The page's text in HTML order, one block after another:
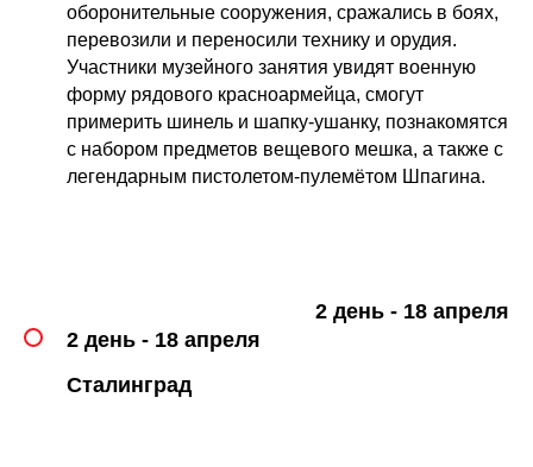
оборонительные сооружения, сражались в боях,
перевозили и переносили технику и орудия.
Участники музейного занятия увидят военную
форму рядового красноармейца, смогут
примерить шинель и шапку-ушанку, познакомятся
с набором предметов вещевого мешка, а также с
легендарным пистолетом-пулемётом Шпагина.
2 день - 18 апреля
2 день - 18 апреля
Сталинград